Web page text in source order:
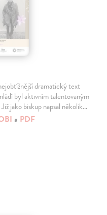
dramatický text
byl aktivním talentovaným
jako biskup napsal několik…
a PDF